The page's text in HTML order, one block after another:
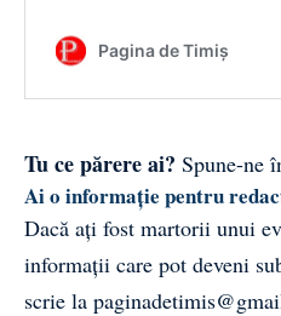
Tu ce părere ai? Spune-ne
Ai o informație pentru
Dacă ați fost martorii unui
informații care pot deveni
scrie la